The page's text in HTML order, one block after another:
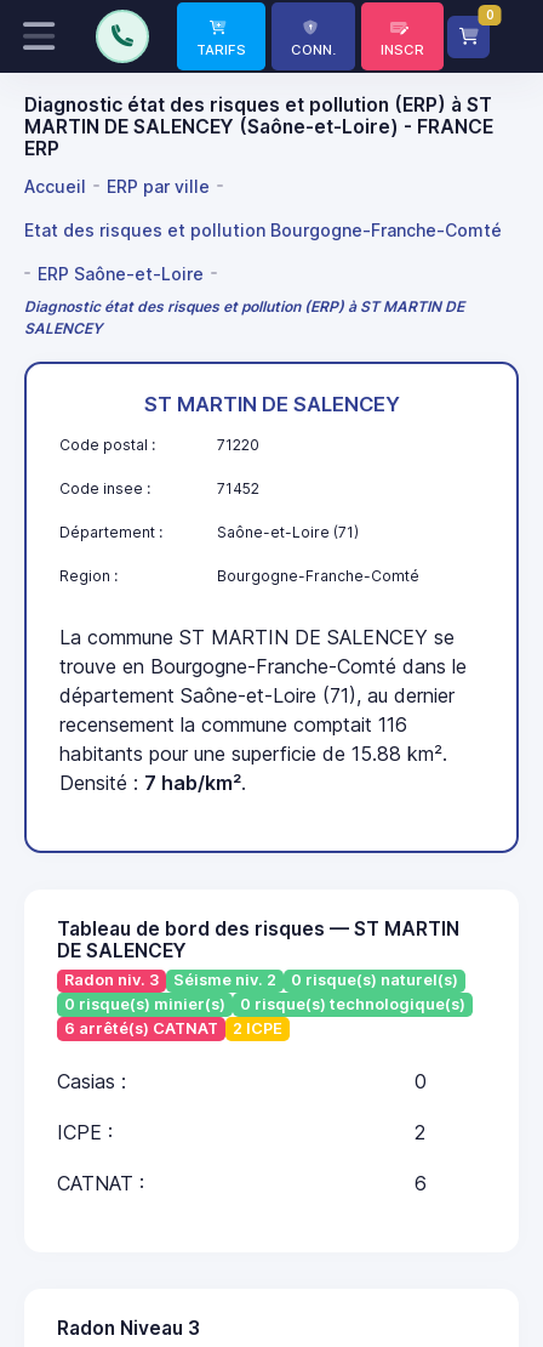
TARIFS CONN. INSCR
0
Diagnostic état des risques et pollution (ERP) à ST
MARTIN DE SALENCEY (Saône-et-Loire) - FRANCE
ERP
Accueil ERP par ville
Etat des risques et pollution Bourgogne-Franche-Comté
ERP Saône-et-Loire
Diagnostic état des risques et pollution (ERP) à ST MARTIN DE
SALENCEY
ST MARTIN DE SALENCEY
Code postal : 71220
Code insee : 71452
Département : Saône-et-Loire (71)
Region : Bourgogne-Franche-Comté
La commune ST MARTIN DE SALENCEY se
trouve en Bourgogne-Franche-Comté dans le
département Saône-et-Loire (71), au dernier
recensement la commune comptait 116
habitants pour une superficie de 15.88 km².
Densité : 7 hab/km².
Tableau de bord des risques — ST MARTIN
DE SALENCEY
Radon niv. 3 Séisme niv. 2
0 risque(s) naturel(s)
0 risque(s) minier(s)
0 risque(s) technologique(s)
6 arrêté(s) CATNAT
2 ICPE
Casias : 0
ICPE : 2
CATNAT : 6
Radon Niveau 3